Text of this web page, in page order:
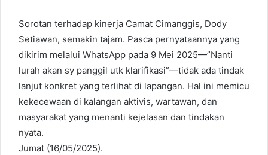
Sorotan terhadap kinerja Camat Cimanggis, Dody
Setiawan, semakin tajam. Pasca pernyataannya yang
dikirim melalui WhatsApp pada 9 Mei 2025—”Nanti
lurah akan sy panggil utk klarifikasi”—tidak ada tindak
lanjut konkret yang terlihat di lapangan. Hal ini memicu
kekecewaan di kalangan aktivis, wartawan, dan
masyarakat yang menanti kejelasan dan tindakan
nyata.
Jumat (16/05/2025).